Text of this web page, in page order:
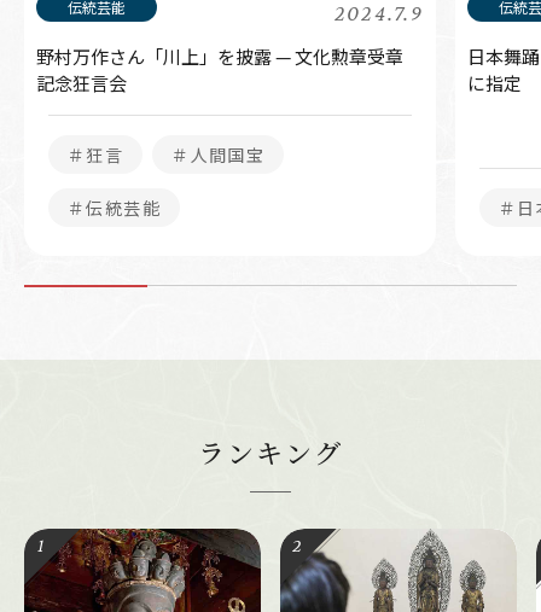
2024.7.9
野村万作さん「川上」を披露 — 文化勲章受章
記念狂言会
＃狂言 ＃人間国宝
＃伝統芸能
日本舞
に指定
＃
ランキング